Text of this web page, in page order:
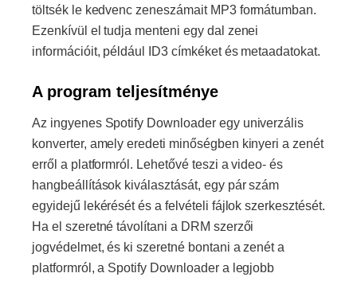
töltsék le kedvenc zeneszámait MP3 formátumban.
Ezenkívül el tudja menteni egy dal zenei
információit, például ID3 címkéket és metaadatokat.
A program teljesítménye
Az ingyenes Spotify Downloader egy univerzális
konverter, amely eredeti minőségben kinyeri a zenét
erről a platformról. Lehetővé teszi a video- és
hangbeállítások kiválasztását, egy pár szám
egyidejű lekérését és a felvételi fájlok szerkesztését.
Ha el szeretné távolítani a DRM szerzői
jogvédelmet, és ki szeretné bontani a zenét a
platformról, a Spotify Downloader a legjobb